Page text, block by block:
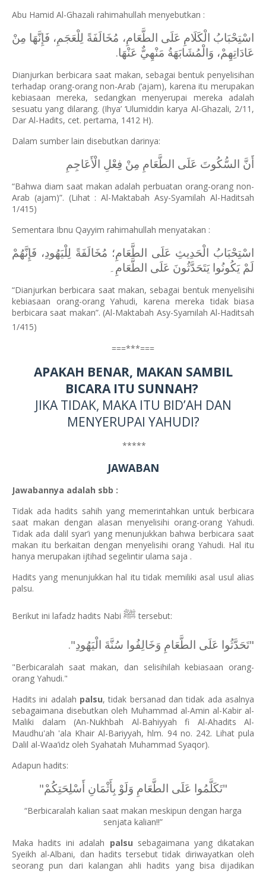
Abu Hamid Al-Ghazali rahimahullah menyebutkan :
اسْتِحْبَابُ الْكَلَامِ عَلَى الطَّعَامِ، مُخَالَفَةً لِلْعَجَمِ، فَإِنَّهَا مِنْ
عَادَاتِهِمْ، وَالْمُشَابَهَةُ مَنْهِيٌّ عَنْهَا.
Dianjurkan berbicara saat makan, sebagai bentuk penyelisihan
terhadap orang-orang non-Arab (‘ajam), karena itu merupakan
kebiasaan mereka, sedangkan menyerupai mereka adalah
sesuatu yang dilarang. (Ihya’ ‘Ulumiddin karya Al-Ghazali, 2/11,
Dar Al-Hadits, cet. pertama, 1412 H).
Dalam sumber lain disebutkan darinya:
أَنَّ السُّكُوتَ عَلَى الطَّعَامِ مِنْ فِعْلِ الْأَعَاجِمِ
“Bahwa diam saat makan adalah perbuatan orang-orang non-
Arab (ajam)”. (Lihat : Al-Maktabah Asy-Syamilah Al-Haditsah
1/415)
Sementara Ibnu Qayyim rahimahullah menyatakan :
اسْتِحْبَابُ الْحَدِيثِ عَلَى الطَّعَامِ؛ مُخَالَفَةً لِلْيَهُودِ، فَإِنَّهُمْ
لَمْ يَكُونُوا يَتَحَدَّثُونَ عَلَى الطَّعَامِ۔
“Dianjurkan berbicara saat makan, sebagai bentuk menyelisihi
kebiasaan orang-orang Yahudi, karena mereka tidak biasa
berbicara saat makan”. (Al-Maktabah Asy-Syamilah Al-Haditsah
1/415)
===***===
APAKAH BENAR, MAKAN SAMBIL
BICARA ITU SUNNAH?
JIKA TIDAK, MAKA ITU BID’AH DAN
MENYERUPAI YAHUDI?
*****
JAWABAN
Jawabannya adalah sbb :
Tidak ada hadits sahih yang memerintahkan untuk berbicara
saat makan dengan alasan menyelisihi orang-orang Yahudi.
Tidak ada dalil syar’i yang menunjukkan bahwa berbicara saat
makan itu berkaitan dengan menyelisihi orang Yahudi. Hal itu
hanya merupakan ijtihad segelintir ulama saja .
Hadits yang menunjukkan hal itu tidak memiliki asal usul alias
palsu.
Berikut ini lafadz hadits Nabi ﷺ tersebut:
"تَحَدَّثُوا عَلَى الطَّعَامِ وَخَالِفُوا سُنَّةَ الْيَهُودِ".
"Berbicaralah saat makan, dan selisihilah kebiasaan orang-
orang Yahudi."
Hadits ini adalah palsu, tidak bersanad dan tidak ada asalnya
sebagaimana disebutkan oleh Muhammad al-Amin al-Kabir al-
Maliki dalam (An-Nukhbah Al-Bahiyyah fi Al-Ahadits Al-
Maudhu'ah 'ala Khair Al-Bariyyah, hlm. 94 no. 242. Lihat pula
Dalil al-Waa’idz oleh Syahatah Muhammad Syaqor).
Adapun hadits:
"تَكَلَّمُوا عَلَى الطَّعَامِ وَلَوْ بِأَثْمَانِ أَسْلِحَتِكُمْ"
“Berbicaralah kalian saat makan meskipun dengan harga
senjata kalian!!”
Maka hadits ini adalah palsu sebagaimana yang dikatakan
Syeikh al-Albani, dan hadits tersebut tidak diriwayatkan oleh
seorang pun dari kalangan ahli hadits yang bisa dijadikan